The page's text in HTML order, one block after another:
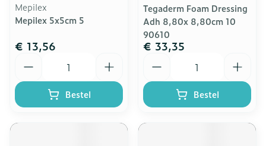
Mepilex
Mepilex 5x5cm 5
€ 13,56
Bestel
Tegaderm Foam Dressing
Adh 8,80x 8,80cm 10
90610
€ 33,35
Bestel